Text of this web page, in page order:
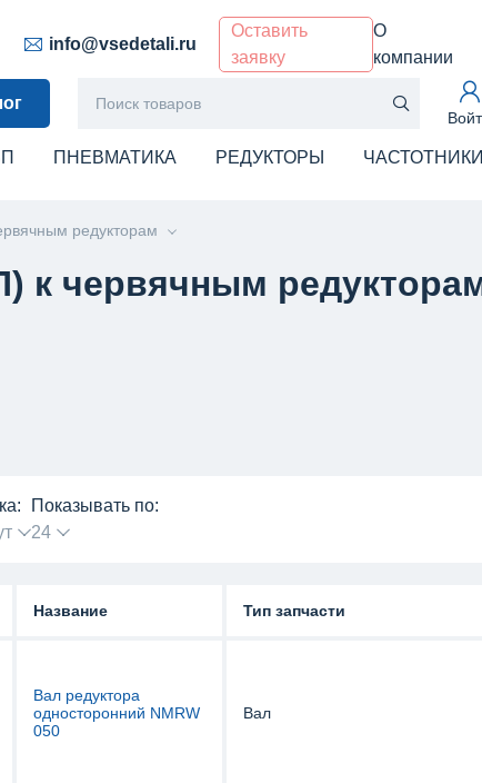
info@vsedetali.ru
Оставить
заявку
О
компании
ПНЕВМАТИКА РЕДУКТОРЫ ЧАСТОТНИКИ
редукторам
к червячным
Показывать по:
24
Название Тип запчасти
Вал редуктора
односторонний NMRW
050
Вал